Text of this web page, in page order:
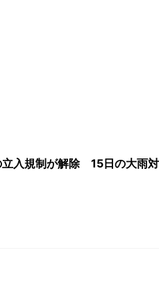
立入規制が解除 15日の大雨